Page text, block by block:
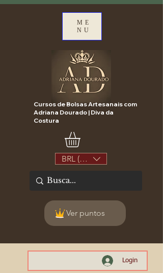
ME
NU
Cursos de Bolsas Artesanais com
Adriana Dourado | Diva da
Costura
BRL (R$)
Ver puntos
Login